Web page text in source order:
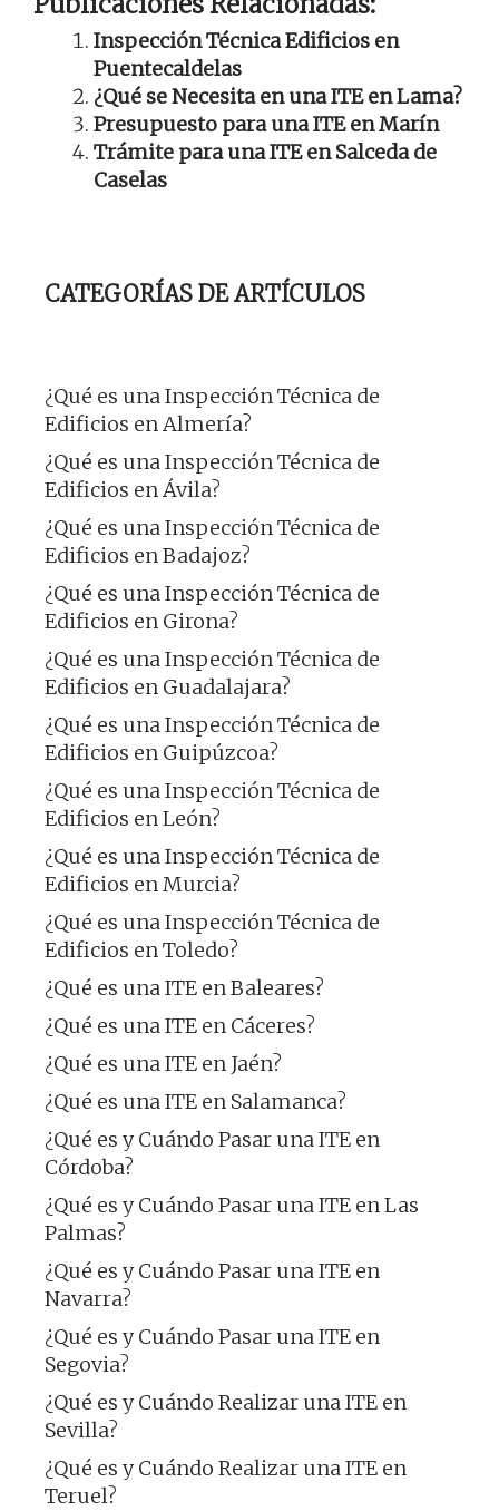
Inspección Técnica Edificios en
Puentecaldelas
¿Qué se Necesita en una ITE en Lama?
Presupuesto para una ITE en Marín
Trámite para una ITE en Salceda de
Caselas
CATEGORÍAS DE ARTÍCULOS
¿Qué es una Inspección Técnica de
Edificios en Almería?
¿Qué es una Inspección Técnica de
Edificios en Ávila?
¿Qué es una Inspección Técnica de
Edificios en Badajoz?
¿Qué es una Inspección Técnica de
Edificios en Girona?
¿Qué es una Inspección Técnica de
Edificios en Guadalajara?
¿Qué es una Inspección Técnica de
Edificios en Guipúzcoa?
¿Qué es una Inspección Técnica de
Edificios en León?
¿Qué es una Inspección Técnica de
Edificios en Murcia?
¿Qué es una Inspección Técnica de
Edificios en Toledo?
¿Qué es una ITE en Baleares?
¿Qué es una ITE en Cáceres?
¿Qué es una ITE en Jaén?
¿Qué es una ITE en Salamanca?
¿Qué es y Cuándo Pasar una ITE en
Córdoba?
¿Qué es y Cuándo Pasar una ITE en Las
Palmas?
¿Qué es y Cuándo Pasar una ITE en
Navarra?
¿Qué es y Cuándo Pasar una ITE en
Segovia?
¿Qué es y Cuándo Realizar una ITE en
Sevilla?
¿Qué es y Cuándo Realizar una ITE en
Teruel?